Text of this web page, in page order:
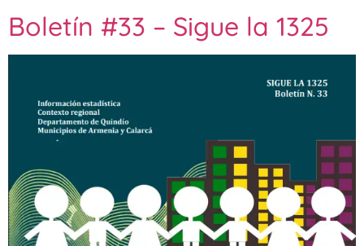
Boletín #33 – Sigue la 1325